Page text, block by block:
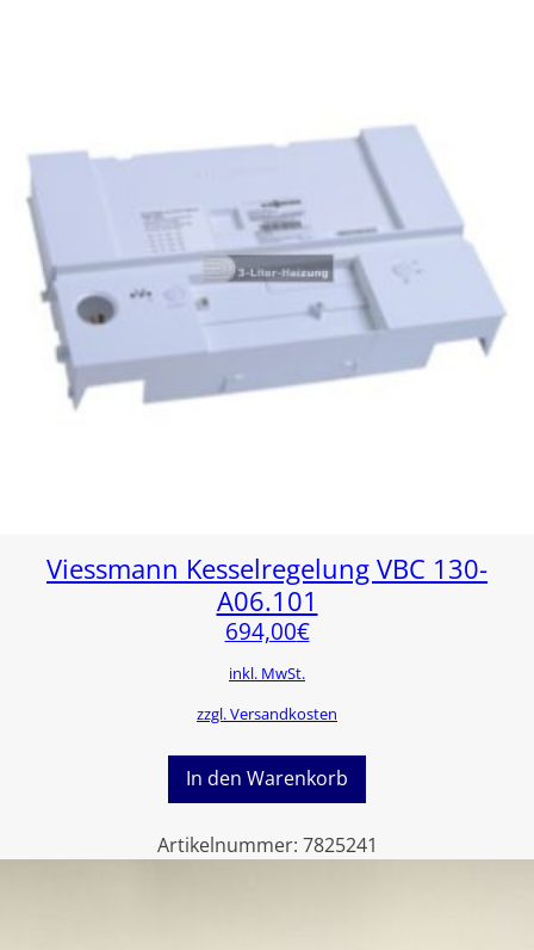
Viessmann Kesselregelung VBC 130-
A06.101
694,00€
inkl. MwSt.
zzgl. Versandkosten
In den Warenkorb
Artikelnummer: 7825241